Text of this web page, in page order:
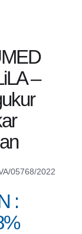
–
05768/2022
: